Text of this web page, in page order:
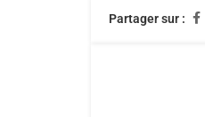
Partager sur :